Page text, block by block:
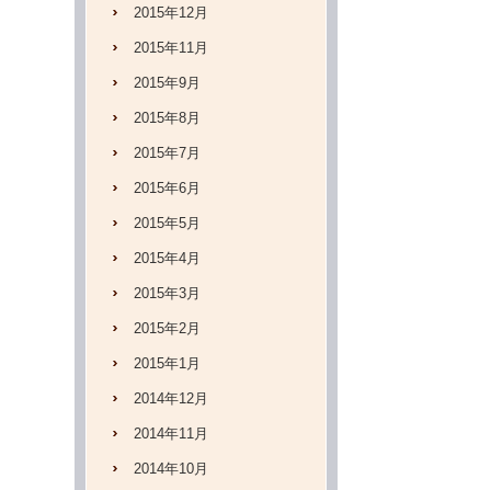
2015年12月
2015年11月
2015年9月
2015年8月
2015年7月
2015年6月
2015年5月
2015年4月
2015年3月
2015年2月
2015年1月
2014年12月
2014年11月
2014年10月